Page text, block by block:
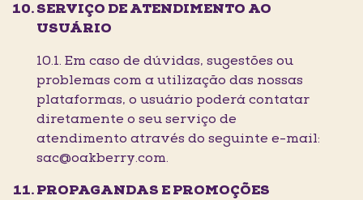
SERVIÇO DE ATENDIMENTO AO
USUÁRIO
10.1. Em caso de dúvidas, sugestões ou
problemas com a utilização das nossas
plataformas, o usuário poderá contatar
diretamente o seu serviço de
atendimento através do seguinte e-mail:
sac@oakberry.com.
PROPAGANDAS E PROMOÇÕES